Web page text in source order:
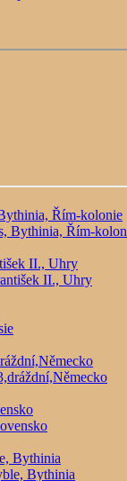
Řím-kolonie
II., Uhry
Bythinia